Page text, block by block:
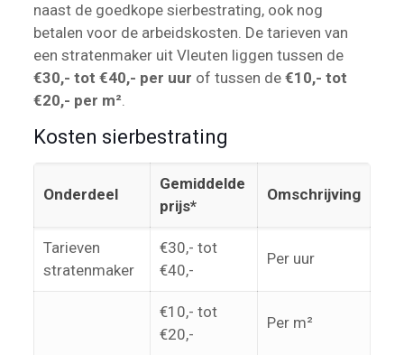
naast de goedkope sierbestrating, ook nog
betalen voor de arbeidskosten. De tarieven van
een stratenmaker uit Vleuten liggen tussen de
€30,- tot €40,- per uur of tussen de €10,- tot
€20,- per m².
Kosten sierbestrating
Onderdeel
Gemiddelde
prijs*
Omschrijving
Tarieven
stratenmaker
€30,- tot
€40,-
Per uur
€10,- tot
€20,-
Per m²